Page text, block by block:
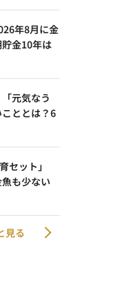
年8月に金
金10年は
元気なう
ととは？6
セット」
も少ない
見る